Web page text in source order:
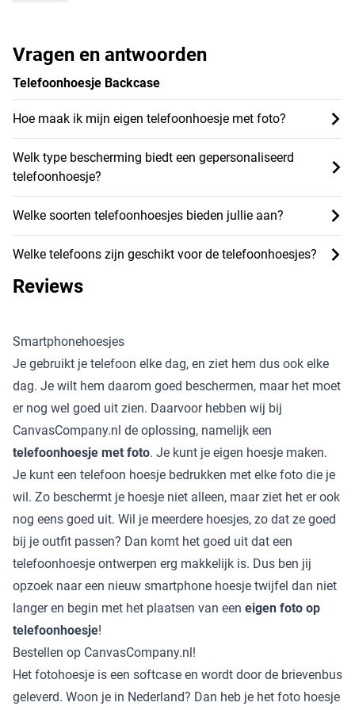
Vragen en antwoorden
Telefoonhoesje Backcase
Hoe maak ik mijn eigen telefoonhoesje met foto?
Welk type bescherming biedt een gepersonaliseerd
telefoonhoesje?
Welke soorten telefoonhoesjes bieden jullie aan?
Welke telefoons zijn geschikt voor de telefoonhoesjes?
Reviews
Smartphonehoesjes
Je gebruikt je telefoon elke dag, en ziet hem dus ook elke
dag. Je wilt hem daarom goed beschermen, maar het moet
er nog wel goed uit zien. Daarvoor hebben wij bij
CanvasCompany.nl de oplossing, namelijk een
telefoonhoesje met foto. Je kunt je eigen hoesje maken.
Je kunt een telefoon hoesje bedrukken met elke foto die je
wil. Zo beschermt je hoesje niet alleen, maar ziet het er ook
nog eens goed uit. Wil je meerdere hoesjes, zo dat ze goed
bij je outfit passen? Dan komt het goed uit dat een
telefoonhoesje ontwerpen erg makkelijk is. Dus ben jij
opzoek naar een nieuw smartphone hoesje twijfel dan niet
langer en begin met het plaatsen van een eigen foto op
telefoonhoesje!
Bestellen op CanvasCompany.nl!
Het fotohoesje is een softcase en wordt door de brievenbus
geleverd. Woon je in Nederland? Dan heb je het foto hoesje